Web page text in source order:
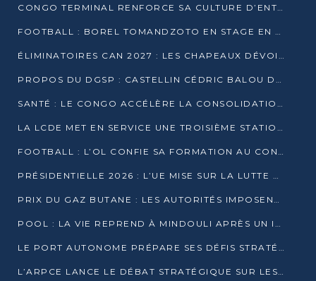
CONGO TERMINAL RENFORCE SA CULTURE D’ENTREPRISE AVEC LE PROGRAMME « WIN TOGETHER »
FOOTBALL : BOREL TOMANDZOTO EN STAGE EN ESPAGNE AVEC POLISSYA FC
ÉLIMINATOIRES CAN 2027 : LES CHAPEAUX DÉVOILÉS, LE CONGO FIXÉ SUR SON SORT
PROPOS DU DGSP : CASTELLIN CÉDRIC BALOU DÉNONCE DES PROPOS INTIMIDANTS
SANTÉ : LE CONGO ACCÉLÈRE LA CONSOLIDATION DE L’OFFRE DE SOINS
LA LCDE MET EN SERVICE UNE TROISIÈME STATION D’EAU POTABLE À MFILOU
FOOTBALL : L’OL CONFIE SA FORMATION AU CONGOLAIS CHRISTIAN BASSILA
PRÉSIDENTIELLE 2026 : L’UE MISE SUR LA LUTTE CONTRE LA DÉSINFORMATION
PRIX DU GAZ BUTANE : LES AUTORITÉS IMPOSENT LE RESPECT DES PRIX RÉGLEMENTÉS
POOL : LA VIE REPREND À MINDOULI APRÈS UN INCIDENT ARMÉ SUR LA RN1
LE PORT AUTONOME PRÉPARE SES DÉFIS STRATÉGIQUES DE 2026
L’ARPCE LANCE LE DÉBAT STRATÉGIQUE SUR LES DONNÉES, L’IA ET LA FINANCE NUMÉRIQUE AU CONGO